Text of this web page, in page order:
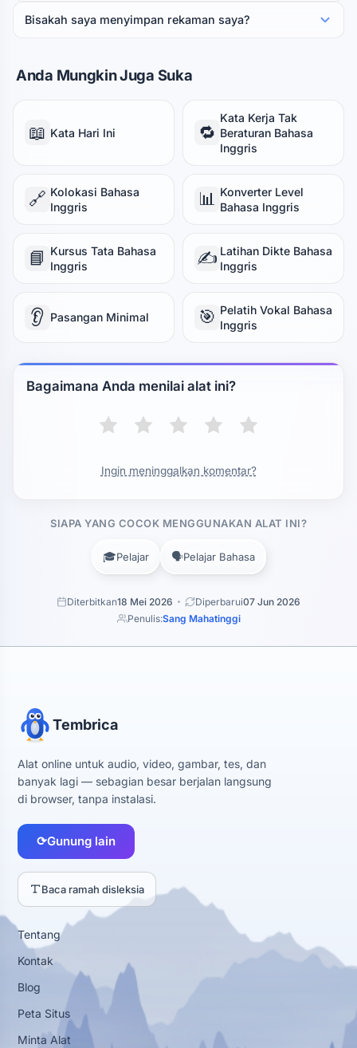
Bisakah saya menyimpan rekaman saya?
Anda Mungkin Juga Suka
📖 Kata Hari Ini 🔁
Kata Kerja Tak
Beraturan Bahasa
Inggris
🔗 Kolokasi Bahasa
Inggris
📊 Konverter Level
Bahasa Inggris
📘 Kursus Tata Bahasa
Inggris
✍️ Latihan Dikte Bahasa
Inggris
👂 Pasangan Minimal 🎯 Pelatih Vokal Bahasa
Inggris
Bagaimana Anda menilai alat ini?
Ingin meninggalkan komentar?
SIAPA YANG COCOK MENGGUNAKAN ALAT INI?
🎓Pelajar 🗣️Pelajar Bahasa
Diterbitkan18 Mei 2026 Diperbarui07 Jun 2026
Penulis:Sang Mahatinggi
Tembrica
Alat online untuk audio, video, gambar, tes, dan
banyak lagi — sebagian besar berjalan langsung
di browser, tanpa instalasi.
⟳Gunung lain
Baca ramah disleksia
Tentang
Kontak
Blog
Peta Situs
Minta Alat